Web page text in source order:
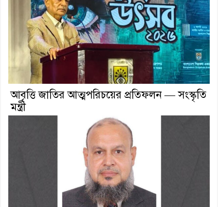
আবৃত্তি জাতির আত্মপরিচয়ের প্রতিফলন — সংস্কৃতি
মন্ত্রী